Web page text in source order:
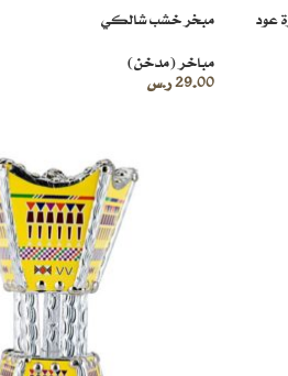
عود
مبخر خشب شالكي
مباخر (مدخن)
29.00ر.س